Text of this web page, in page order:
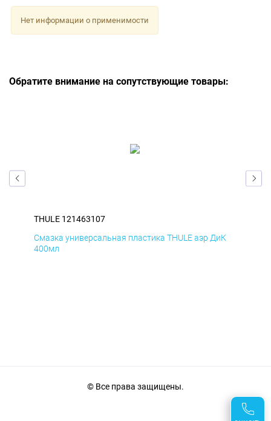
Нет информации о применимости
Обратите внимание на сопутствующие товары:
THULE 121463107
Смазка универсальная пластика THULE аэр ДиК
400мл
© Все права защищены.